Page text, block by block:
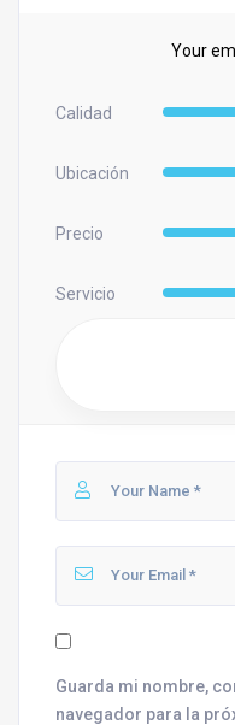
Your
Calidad
Ubicación
Precio
Servicio
Guarda mi nombre,
navegador para la